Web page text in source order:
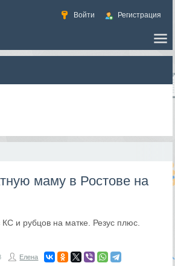
Войти Регистрация
маму в Ростове на
и рубцов на матке. Резус плюс.
Елена